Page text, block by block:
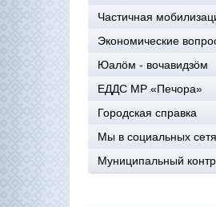
Частичная
Экономические
Юалӧм - вочавидзӧм
ЕДДС МР «Печора»
Городская справка
Мы в социальных
Муниципальный